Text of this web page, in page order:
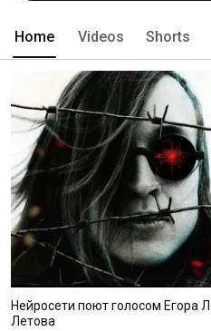
Home Videos Shorts
Нейросети поют голосом Егора
Летова